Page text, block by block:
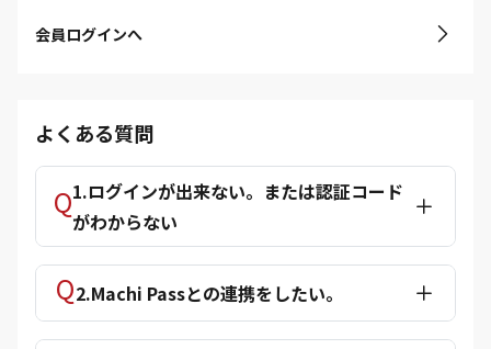
会員ログインへ
よくある質問
1.ログインが出来ない。または認証コード
がわからない
2.Machi Passとの連携をしたい。